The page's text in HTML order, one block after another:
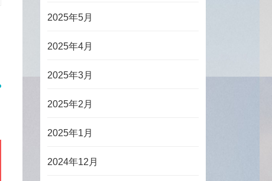
2025年5月
2025年4月
2025年3月
2025年2月
2025年1月
2024年12月